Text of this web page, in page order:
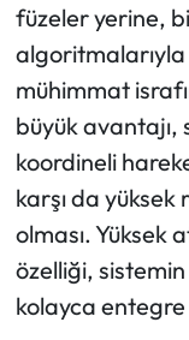
füzeler yerine,
algoritmalarıyla
mühimmat
büyük
koordineli
karşı da
olması. Yüksek
özelliği,
kolayca entegre